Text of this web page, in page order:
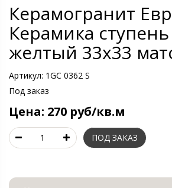
Керамогранит
Керамика
желтый 33х33
Артикул: 1GC 0362 S
Под заказ
Цена: 270 руб/кв.м